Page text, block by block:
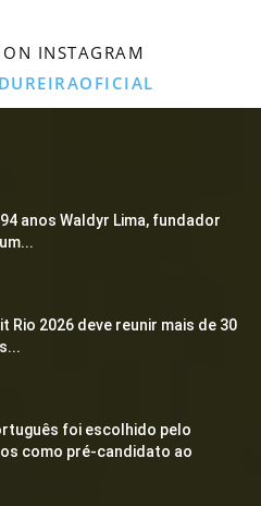
INSTAGRAM
anos Waldyr Lima, fundador
Rio 2026 deve reunir mais de 30
foi escolhido pelo
como pré-candidato ao